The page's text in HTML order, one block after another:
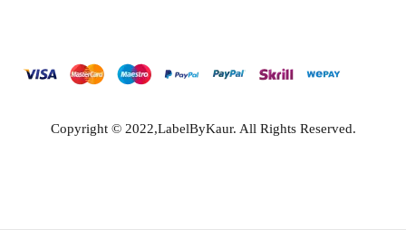
Copyright © 2022,LabelByKaur. All Rights Reserved.